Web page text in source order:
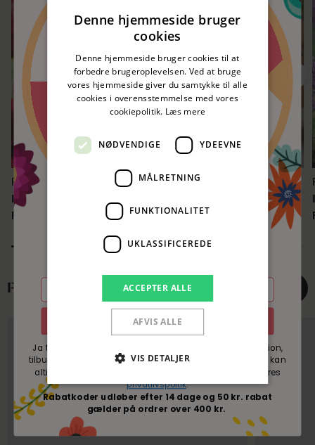
Ranunkel
Rød
Fra 2,28 kr
Mikrogrønt
Fra 33,30 kr
Følg med på @blomsterverden
Denne hjemmeside bruger
cookies
Denne hjemmeside bruger cookies til at
forbedre brugeroplevelsen. Ved at bruge
vores hjemmeside giver du samtykke til alle
cookies i overensstemmelse med vores
cookiepolitik. Læs mere
NØDVENDIGE YDEEVNE
MÅLRETNING
FUNKTIONALITET
UKLASSIFICEREDE
ACCEPTER ALLE
AFVIS ALLE
VIS DETALJER
Spar 5%
50 kr. rabat
nitte
nitte
Spar 5%
50 kr. rabat
nitte
nitte
Prøv lykkehjulet og vind!
E-mail
Tilmeld nyhedsbrev
Ja tak til mails fra Blomsterverden med nyheder, inspiration,
tilbud og konkurrencer om Blomsterverdens sortiment. Du kan
altid nemt afmelde dig igen. Du accepterer samtidig vores
privatlivspoltik.
Rabatkoder udløber efter 14 dage og 50 kr. rabat
gælder på ordrer over 400 kr.